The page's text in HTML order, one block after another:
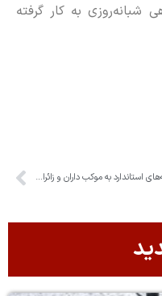
شبانه‌روزی به کار گرفته
توصیه‌های استاندارد به موکب داران و زائران مراسم تشییع رهبر شهید انقلاب